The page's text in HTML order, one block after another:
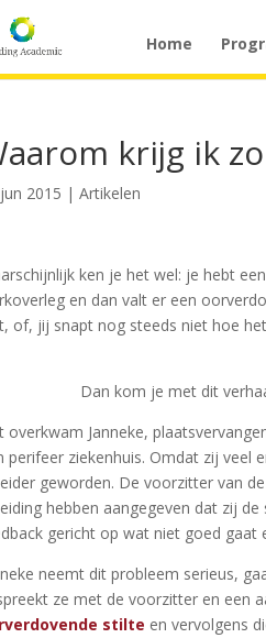
Home
krijg ik
2015 |Artikelen
ken je het wel: je hebt
en dan valt er een
of, jij snapt nog steeds niet hoe
Dan kom je met dit
overkwam Janneke,
perifeer ziekenhuis. Omdat zij veel
geworden. De voorzitter van
hebben aangegeven dat zij
gericht op wat niet goed
neemt dit probleem serieus,
ze met de voorzitter en een
stilte en vervolgens